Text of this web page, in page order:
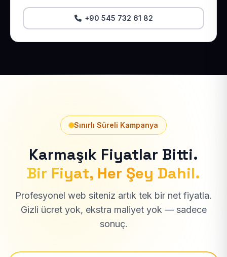
+90 545 732 61 82
Sınırlı Süreli Kampanya
Karmaşık Fiyatlar Bitti.
Bir Fiyat, Her Şey Dahil.
Profesyonel web siteniz artık tek bir net fiyatla.
Gizli ücret yok, ekstra maliyet yok — sadece
sonuç.